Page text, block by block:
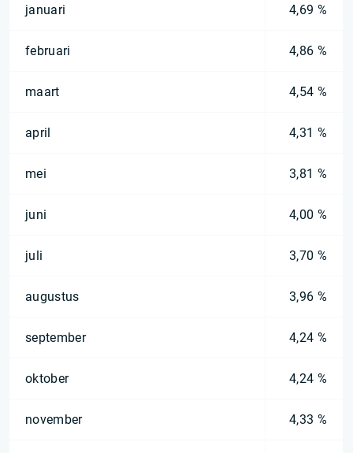
januari 4,69 %
februari 4,86 %
maart 4,54 %
april 4,31 %
mei 3,81 %
juni 4,00 %
juli 3,70 %
augustus 3,96 %
september 4,24 %
oktober 4,24 %
november 4,33 %